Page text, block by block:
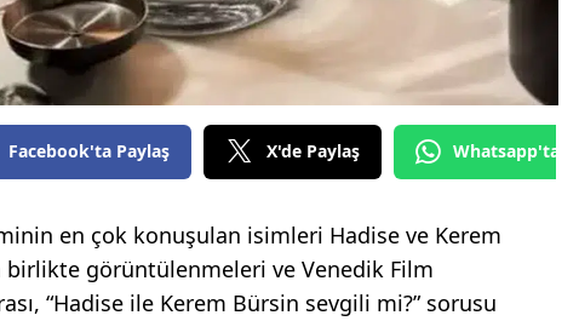
Facebook'ta Paylaş X'de Paylaş Whatsapp'tan
en çok konuşulan isimleri Hadise ve Kerem
birlikte görüntülenmeleri ve Venedik Film
“Hadise ile Kerem Bürsin sevgili mi?” sorusu